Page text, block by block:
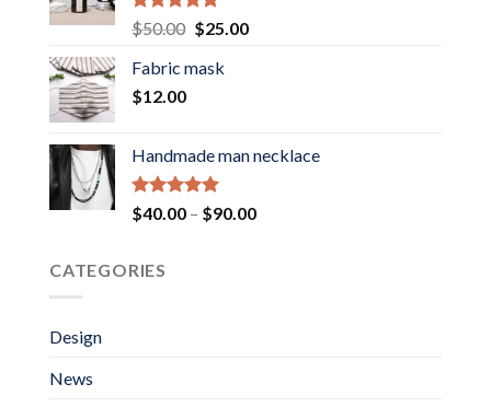
Rated5.00
out of 5
$50.00 Original
was:
$25.00Current
Fabric mask
$12.00
Handmade man necklace
Rated5.00
out of 5
$40.00 – $90.00Price
CATEGORIES
Design
News